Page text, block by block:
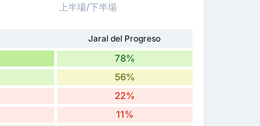
上半場/下半場
Jaral del Progreso
78%
56%
22%
11%